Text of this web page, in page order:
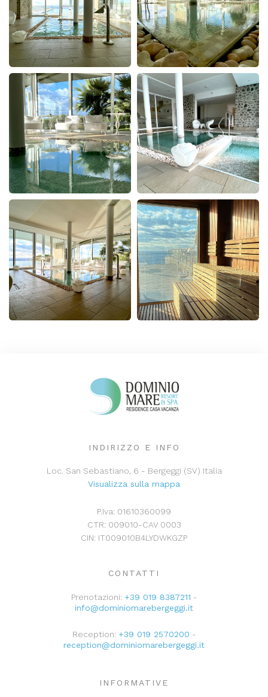
INDIRIZZO E INFO
Loc. San Sebastiano, 6 - Bergeggi (SV) Italia
Visualizza sulla mappa
P.Iva: 01610360099
CTR: 009010-CAV 0003
CIN: IT009010B4LYDWKGZP
CONTATTI
Prenotazioni: +39 019 8387211 -
info@dominiomarebergeggi.it
Reception: +39 019 2570200 -
reception@dominiomarebergeggi.it
INFORMATIVE